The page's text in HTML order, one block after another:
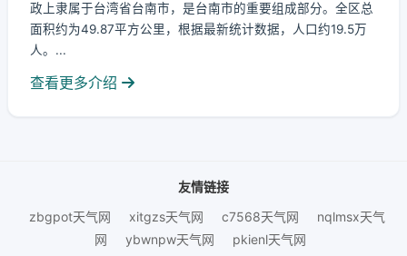
政上隶属于台湾省台南市，是台南市的重要组成部分。全区总
面积约为49.87平方公里，根据最新统计数据，人口约19.5万
人。...
查看更多介绍
友情链接
zbgpot天气网
xitgzs天气网 c7568天气网
nqlmsx天气
网
ybwnpw天气网 pkienl天气网